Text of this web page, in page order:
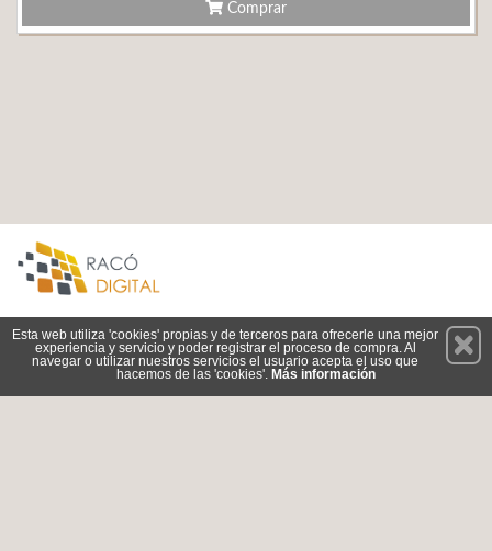
Comprar
Suscríbete
Esta web utiliza 'cookies' propias y de terceros para ofrecerle una mejor
experiencia y servicio y poder registrar el proceso de compra. Al
navegar o utilizar nuestros servicios el usuario acepta el uso que
hacemos de las 'cookies'. Más información